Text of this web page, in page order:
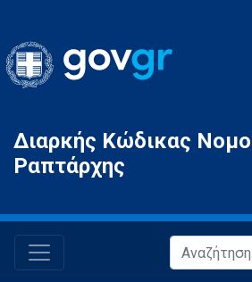
Gov.gr
Διαρκής Κώδικας
Ραπτάρχης